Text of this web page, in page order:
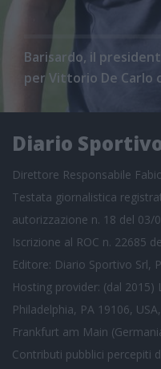
Barisardo, il
per Vittorio De Carlo
Diario
Direttore Responsabile
Testata giornalistica
autorizzazione n. 18 del 03/
Iscrizione al ROC n. 22685
Editore: Diario Sportivo Srl,
Hosting provider: (dal 2015)
Philadelphia, PA 19106,
Frankfurt am Main
Contributi pubblici percepiti